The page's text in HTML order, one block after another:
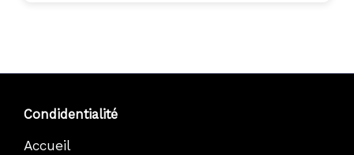
Condidentialité
Accueil